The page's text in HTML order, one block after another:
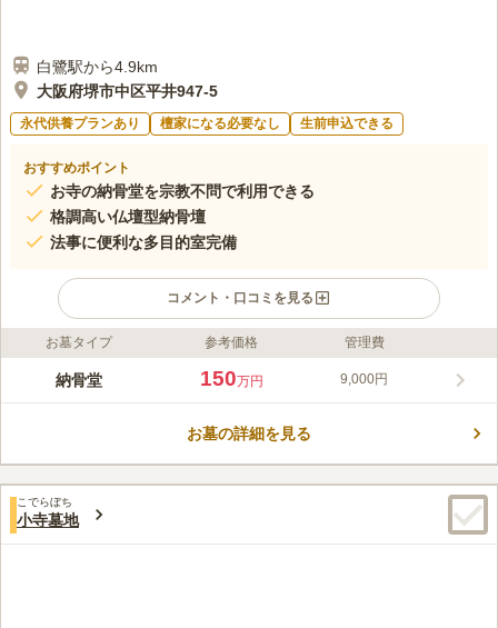
白鷺駅から4.9km
大阪府堺市中区平井947-5
永代供養プランあり 檀家になる必要なし 生前申込できる
おすすめポイント
お寺の納骨堂を宗教不問で利用できる
格調高い仏壇型納骨壇
法事に便利な多目的室完備
コメント・口コミを見る
ライフドット編集部のコメント
専修寺は、堺市中区平井の住宅街にあるお寺です。中学校に隣接
の中には室内型の納骨堂があります。納骨堂はご希望に応じて永
でも快適に移動できます。堺市周辺で屋内のお墓をお探しの方に
おすすめです。
口コミ評価
この霊園はまだ誰からも評価されていません。
お墓タイプ 参考価格 管理費
納骨堂 150万円 9,000円
お墓の詳細を見る
こでらぼち
小寺墓地